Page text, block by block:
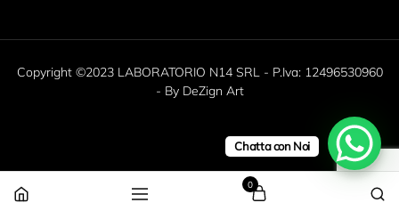
Copyright ©2023 LABORATORIO N14 SRL - P.Iva: 12496530960
- By DeZign Art
Chatta con Noi
0